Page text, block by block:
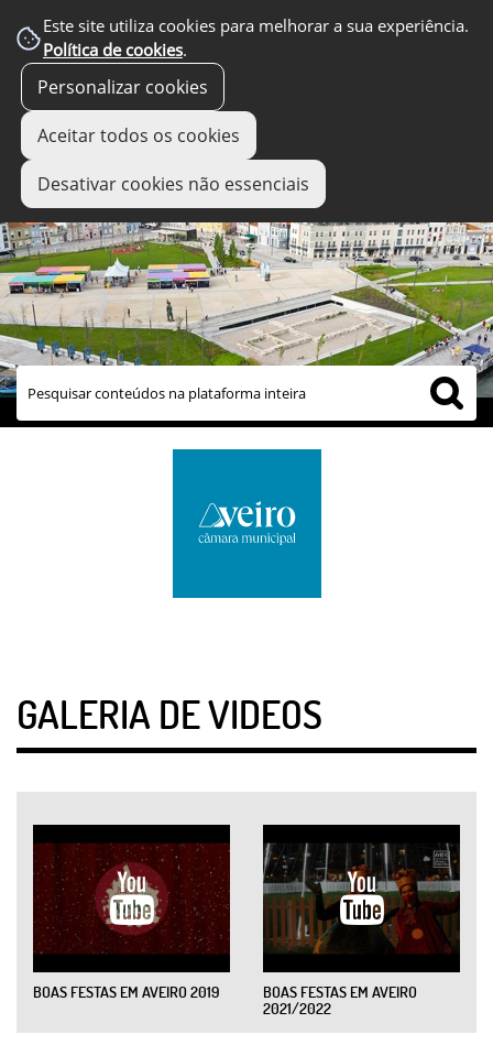
Este site utiliza cookies para melhorar a sua experiência.
Política de cookies.
Personalizar cookies
Aceitar todos os cookies
Desativar cookies não essenciais
links úteis
GALERIA DE VIDEOS
BOAS FESTAS EM AVEIRO 2019
BOAS FESTAS EM AVEIRO
2021/2022